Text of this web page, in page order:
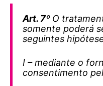
Art. 7º O
somente poderá
seguintes
I – mediante o
consentimento